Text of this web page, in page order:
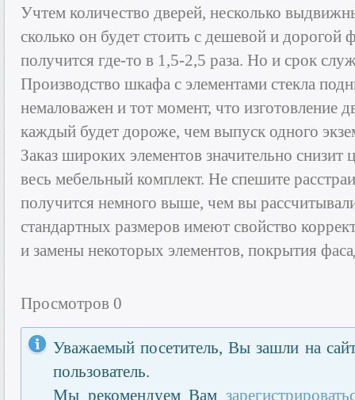
Учтем количество дверей, несколько
сколько он будет стоить с дешевой и дорогой
получится где-то в 1,5-2,5 раза. Но и срок
Производство шкафа с элементами стекла
немаловажен и тот момент, что изготовление
каждый будет дороже, чем выпуск одного
Заказ широких элементов значительно снизит
весь мебельный комплект. Не спешите
получится немного выше, чем вы
стандартных размеров имеют свойство
и замены некоторых элементов, покрытия
Просмотров 0
Уважаемый посетитель, Вы зашли на
пользователь.
Мы рекомендуем Вам